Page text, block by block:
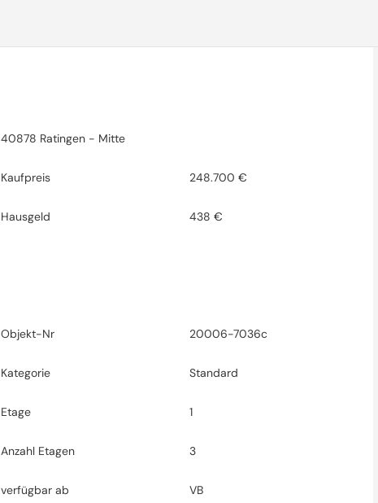
40878 Ratingen - Mitte
Kaufpreis 248.700 €
Hausgeld 438 €
Objekt-Nr 20006-7036c
Kategorie Standard
Etage 1
Anzahl Etagen 3
verfügbar ab VB